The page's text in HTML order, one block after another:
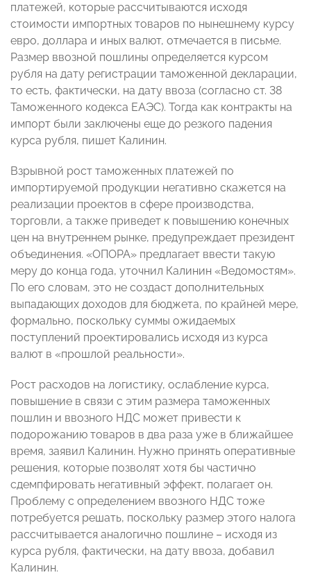
платежей, которые рассчитываются исходя
стоимости импортных товаров по нынешнему курсу
евро, доллара и иных валют, отмечается в письме.
Размер ввозной пошлины определяется курсом
рубля на дату регистрации таможенной декларации,
то есть, фактически, на дату ввоза (согласно ст. 38
Таможенного кодекса ЕАЭС). Тогда как контракты на
импорт были заключены еще до резкого падения
курса рубля, пишет Калинин.
Взрывной рост таможенных платежей по
импортируемой продукции негативно скажется на
реализации проектов в сфере производства,
торговли, а также приведет к повышению конечных
цен на внутреннем рынке, предупреждает президент
объединения. «ОПОРА» предлагает ввести такую
меру до конца года, уточнил Калинин «Ведомостям».
По его словам, это не создаст дополнительных
выпадающих доходов для бюджета, по крайней мере,
формально, поскольку суммы ожидаемых
поступлений проектировались исходя из курса
валют в «прошлой реальности».
Рост расходов на логистику, ослабление курса,
повышение в связи с этим размера таможенных
пошлин и ввозного НДС может привести к
подорожанию товаров в два раза уже в ближайшее
время, заявил Калинин. Нужно принять оперативные
решения, которые позволят хотя бы частично
сдемпфировать негативный эффект, полагает он.
Проблему с определением ввозного НДС тоже
потребуется решать, поскольку размер этого налога
рассчитывается аналогично пошлине – исходя из
курса рубля, фактически, на дату ввоза, добавил
Калинин.